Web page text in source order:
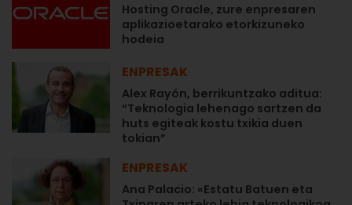
Hosting Oracle, zure enpresaren
aplikazioetarako etorkizuneko
hodeia
ENPRESAK
Alex Rayón, berrikuntzako aditua:
“Teknologia lehenago sartzen da
huts egiteak kostu txikia duen
tokian”
ENPRESAK
Ana Palacio: «Estatu Batuen eta